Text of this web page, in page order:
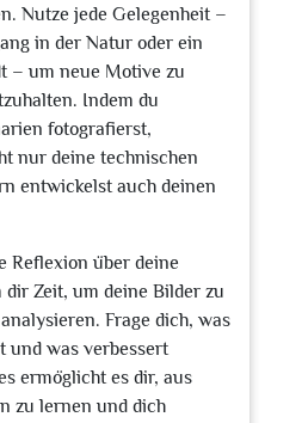
Nutze jede Gelegenheit –
in der Natur oder ein
– um neue Motive zu
Indem du
fotografierst,
nur deine technischen
entwickelst auch deinen
Reflexion über deine
Zeit, um deine Bilder zu
Frage dich, was
und was verbessert
ermöglicht es dir, aus
zu lernen und dich